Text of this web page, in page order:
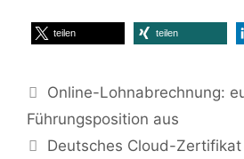
teilen teilen
Online-Lohnabrechnung:
Führungsposition aus
Deutsches Cloud-